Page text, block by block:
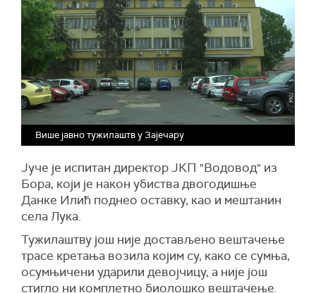
Више јавно тужилаштв у Зајечару
Јуче је испитан директор ЈКП "Водовод" из
Бора, који је након убиства двогодишње
Данке Илић поднео оставку, као и мештанин
села Лука.
Тужилаштву још није достављено вештачење
трасе кретања возила којим су, како се сумња,
осумњичени ударили девојчицу, а није још
стигло ни комплетно биолошко вештачење.